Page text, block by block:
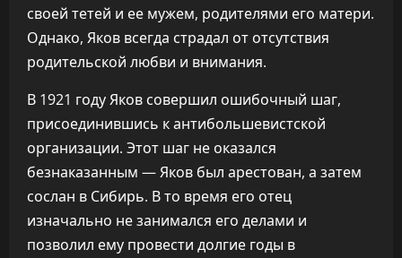
своей тетей и ее мужем, родителями его матери.
Однако, Яков всегда страдал от отсутствия
родительской любви и внимания.
В 1921 году Яков совершил ошибочный шаг,
присоединившись к антибольшевистской
организации. Этот шаг не оказался
безнаказанным — Яков был арестован, а затем
сослан в Сибирь. В то время его отец
изначально не занимался его делами и
позволил ему провести долгие годы в